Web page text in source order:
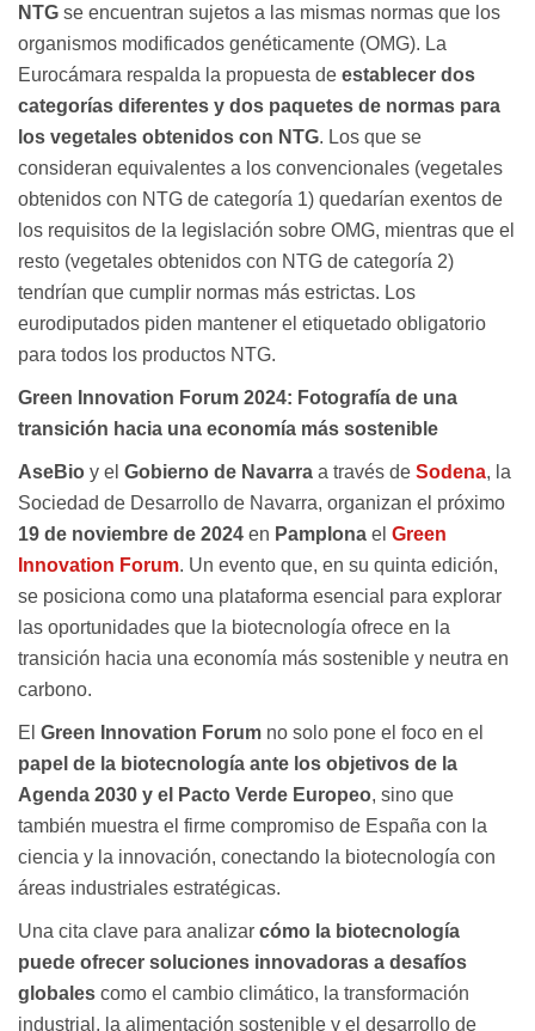
NTG se encuentran sujetos a las mismas normas que los
organismos modificados genéticamente (OMG). La
Eurocámara respalda la propuesta de establecer dos
categorías diferentes y dos paquetes de normas para
los vegetales obtenidos con NTG. Los que se
consideran equivalentes a los convencionales (vegetales
obtenidos con NTG de categoría 1) quedarían exentos de
los requisitos de la legislación sobre OMG, mientras que el
resto (vegetales obtenidos con NTG de categoría 2)
tendrían que cumplir normas más estrictas. Los
eurodiputados piden mantener el etiquetado obligatorio
para todos los productos NTG.
Green Innovation Forum 2024: Fotografía de una
transición hacia una economía más sostenible
AseBio y el Gobierno de Navarra a través de Sodena, la
Sociedad de Desarrollo de Navarra, organizan el próximo
19 de noviembre de 2024 en Pamplona el Green
Innovation Forum. Un evento que, en su quinta edición,
se posiciona como una plataforma esencial para explorar
las oportunidades que la biotecnología ofrece en la
transición hacia una economía más sostenible y neutra en
carbono.
El Green Innovation Forum no solo pone el foco en el
papel de la biotecnología ante los objetivos de la
Agenda 2030 y el Pacto Verde Europeo, sino que
también muestra el firme compromiso de España con la
ciencia y la innovación, conectando la biotecnología con
áreas industriales estratégicas.
Una cita clave para analizar cómo la biotecnología
puede ofrecer soluciones innovadoras a desafíos
globales como el cambio climático, la transformación
industrial, la alimentación sostenible y el desarrollo de